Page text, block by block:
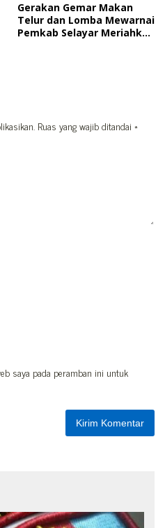
Gerakan Gemar Makan
Telur dan Lomba Mewarnai
Pemkab Selayar Meriahkan
Ruas yang wajib ditandai *
saya pada peramban ini untuk